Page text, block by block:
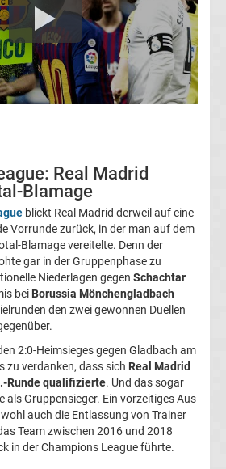
Real Madrid
Blamage
blickt Real Madrid derweil auf eine
Vorrunde zurück, in der man auf dem
Blamage vereitelte. Denn der
gar in der Gruppenphase zu
Niederlagen gegen Schachtar
bei Borussia Mönchengladbach
den zwei gewonnen Duellen
2:0-Heimsieges gegen Gladbach am
zu verdanken, dass sich Real Madrid
Runde qualifizierte. Und das sogar
Gruppensieger. Ein vorzeitiges Aus
auch die Entlassung von Trainer
Team zwischen 2016 und 2018
in der Champions League führte.